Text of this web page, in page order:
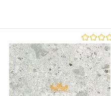
В избранное В наличии
Группа (Ваш Выбор)
гр.1-2 гр.3-6 гр.7 гр.8
гр.9-11